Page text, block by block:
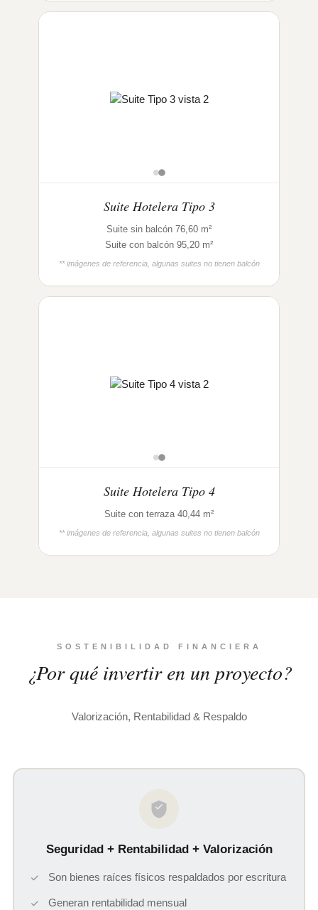
Suite Hotelera Tipo 3
Suite sin balcón 76,60 m²
Suite con balcón 95,20 m²
** imágenes de referencia, algunas suites no tienen balcón
Suite Hotelera Tipo 4
Suite con terraza 40,44 m²
** imágenes de referencia, algunas suites no tienen balcón
SOSTENIBILIDAD FINANCIERA
¿Por qué invertir en un proyecto?
Valorización, Rentabilidad & Respaldo
Seguridad + Rentabilidad + Valorización
Son bienes raíces físicos respaldados por escritura
Generan rentabilidad mensual